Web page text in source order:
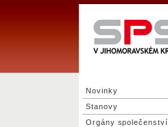
Novinky
Stanovy
Orgány společenství